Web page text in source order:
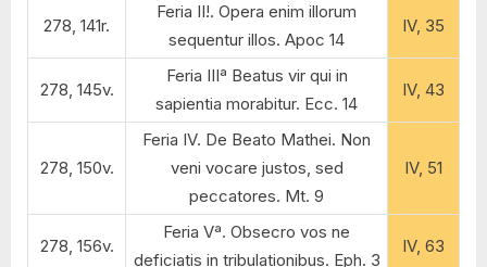
278, 141r.
Feria II!. Opera enim illorum
sequentur illos. Apoc 14
IV, 35
278, 145v.
Feria IIIª Beatus vir qui in
sapientia morabitur. Ecc. 14
IV, 43
278, 150v.
Feria IV. De Beato Mathei. Non
veni vocare justos, sed
peccatores. Mt. 9
IV, 51
278, 156v.
Feria Vª. Obsecro vos ne
deficiatis in tribulationibus. Eph. 3
IV, 63